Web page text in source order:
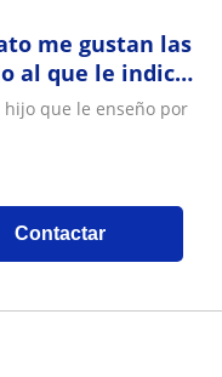
me gustan las
al que le indico
que le enseño por
Contactar